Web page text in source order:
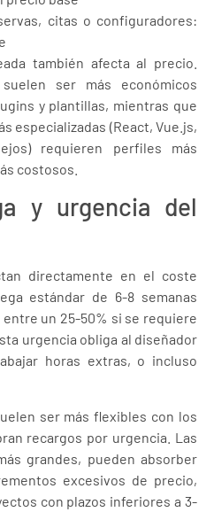
citas o configuradores:
también afecta al precio.
ser más económicos
y plantillas, mientras que
especializadas (React, Vue.js,
requieren perfiles más
costosos.
y urgencia del
directamente en el coste
estándar de 6-8 semanas
un 25-50% si se requiere
urgencia obliga al diseñador
horas extras, o incluso
ser más flexibles con los
recargos por urgencia. Las
grandes, pueden absorber
excesivos de precio,
con plazos inferiores a 3-